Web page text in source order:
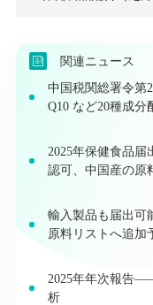
関連ニュース
中国税関総署令第
Q10 など20種成分
2025年保健食品
認可、中国産の原
輸入製品も届出可
原料リストへ追加
2025年年次報告
析